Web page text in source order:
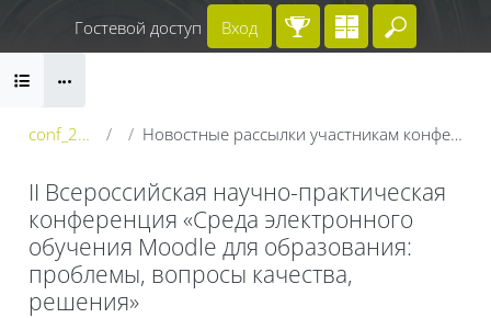
Перейти к основному содержанию
Введите
Гостевой доступ Вход
Блоки
conf_2023 Новостные рассылки участникам конференции
II Всероссийская научно-практическая
конференция «Среда электронного
обучения Moodle для образования:
проблемы, вопросы качества,
решения»